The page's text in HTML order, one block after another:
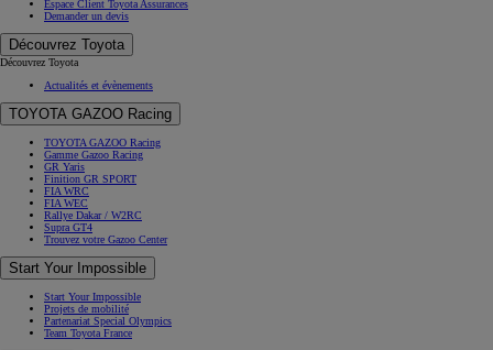
Espace Client Toyota Assurances
Demander un devis
Découvrez Toyota
Découvrez Toyota
Actualités et évènements
TOYOTA GAZOO Racing
TOYOTA GAZOO Racing
Gamme Gazoo Racing
GR Yaris
Finition GR SPORT
FIA WRC
FIA WEC
Rallye Dakar / W2RC
Supra GT4
Trouvez votre Gazoo Center
Start Your Impossible
Start Your Impossible
Projets de mobilité
Partenariat Special Olympics
Team Toyota France